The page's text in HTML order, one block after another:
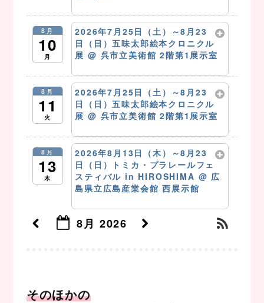
8月
10
月
2026年7月25日（土）～8月23
日（日）五味太郎絵本クロニクル
展 @ 呉市立美術館 2階第1展示室
8月
11
火
2026年7月25日（土）～8月23
日（日）五味太郎絵本クロニクル
展 @ 呉市立美術館 2階第1展示室
8月
13
木
2026年8月13日（木）～8月23
日（日）トミカ・プラレールフェ
スティバル in HIROSHIMA @ 広
島県立広島産業会館 西展示館
8月 2026
そのほかの